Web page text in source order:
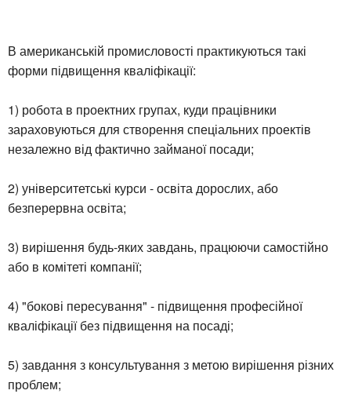
В американській промисловості практикуються такі
форми підвищення кваліфікації:
1) робота в проектних групах, куди працівники
зараховуються для створення спеціальних проектів
незалежно від фактично займаної посади;
2) університетські курси - освіта дорослих, або
безперервна освіта;
3) вирішення будь-яких завдань, працюючи самостійно
або в комітеті компанії;
4) "бокові пересування" - підвищення професійної
кваліфікації без підвищення на посаді;
5) завдання з консультування з метою вирішення різних
проблем;